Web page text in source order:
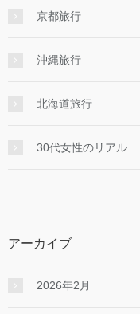
京都旅行
沖縄旅行
北海道旅行
30代女性のリアル
アーカイブ
2026年2月